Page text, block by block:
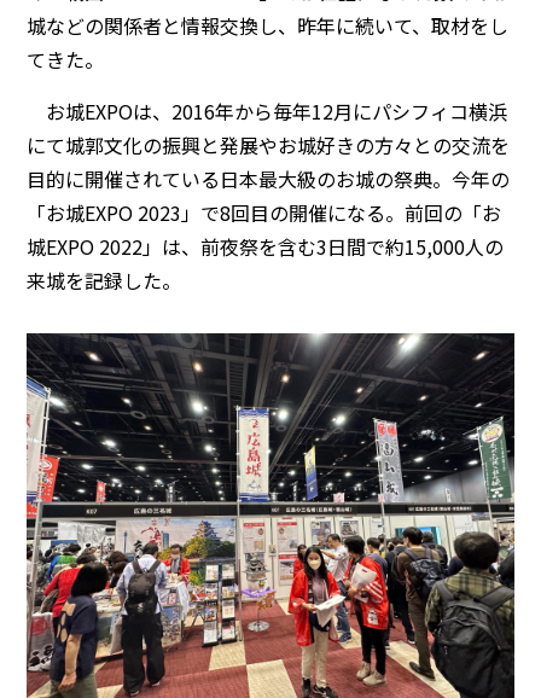
城などの関係者と情報交換し、昨年に続いて、取材をし
てきた。
お城EXPOは、2016年から毎年12月にパシフィコ横浜
にて城郭文化の振興と発展やお城好きの方々との交流を
目的に開催されている日本最大級のお城の祭典。今年の
「お城EXPO 2023」で8回目の開催になる。前回の「お
城EXPO 2022」は、前夜祭を含む3日間で約15,000人の
来城を記録した。